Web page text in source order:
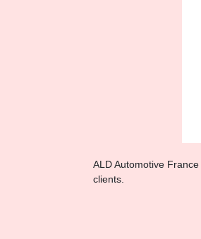
ALD Automotive
clients.